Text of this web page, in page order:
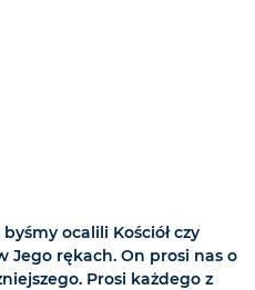
ocalili Kościół czy
Jego rękach. On prosi nas o
Prosi każdego z